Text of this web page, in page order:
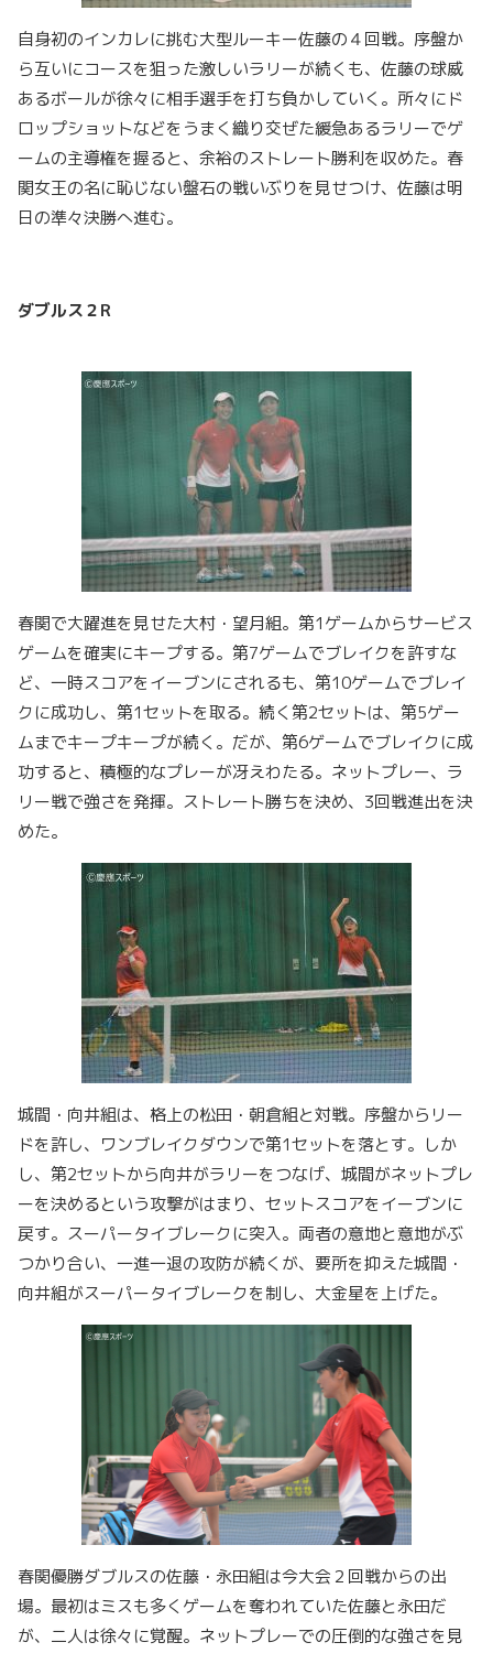
自身初のインカレに挑む大型ルーキー佐藤の４回戦。序盤か
ら互いにコースを狙った激しいラリーが続くも、佐藤の球威
あるボールが徐々に相手選手を打ち負かしていく。所々にド
ロップショットなどをうまく織り交ぜた緩急あるラリーでゲ
ームの主導権を握ると、余裕のストレート勝利を収めた。春
関女王の名に恥じない盤石の戦いぶりを見せつけ、佐藤は明
日の準々決勝へ進む。
ダブルス２R
春関で大躍進を見せた大村・望月組。第1ゲームからサービス
ゲームを確実にキープする。第7ゲームでブレイクを許すな
ど、一時スコアをイーブンにされるも、第10ゲームでブレイ
クに成功し、第1セットを取る。続く第2セットは、第5ゲー
ムまでキープキープが続く。だが、第6ゲームでブレイクに成
功すると、積極的なプレーが冴えわたる。ネットプレー、ラ
リー戦で強さを発揮。ストレート勝ちを決め、3回戦進出を決
めた。
城間・向井組は、格上の松田・朝倉組と対戦。序盤からリー
ドを許し、ワンブレイクダウンで第1セットを落とす。しか
し、第2セットから向井がラリーをつなげ、城間がネットプレ
ーを決めるという攻撃がはまり、セットスコアをイーブンに
戻す。スーパータイブレークに突入。両者の意地と意地がぶ
つかり合い、一進一退の攻防が続くが、要所を抑えた城間・
向井組がスーパータイブレークを制し、大金星を上げた。
春関優勝ダブルスの佐藤・永田組は今大会２回戦からの出
場。最初はミスも多くゲームを奪われていた佐藤と永田だ
が、二人は徐々に覚醒。ネットプレーでの圧倒的な強さを見